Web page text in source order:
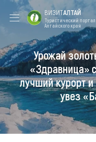
Форум VISIT
ALTAI
Туры
Где побывать
Чем заняться
ВИЗИТАЛТАЙ
Туристический портал
Алтайского края
Урожай
«Здравница»
лучший курорт
увез